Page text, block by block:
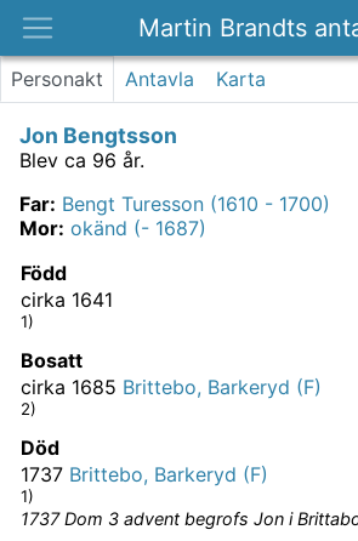
Martin Brandts
Platser
Om
Kontakt
Personakt Antavla Karta
Jon Bengtsson
Blev ca 96 år.
Far: Bengt Turesson (1610 - 1700)
Mor: okänd (- 1687)
Född
cirka 1641
1)
Bosatt
cirka 1685 Brittebo, Barkeryd (F)
2)
Död
1737 Brittebo, Barkeryd (F)
1)
1737 Dom 3 advent begrofs Jon i